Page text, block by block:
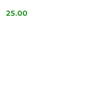
Cena:
25.00